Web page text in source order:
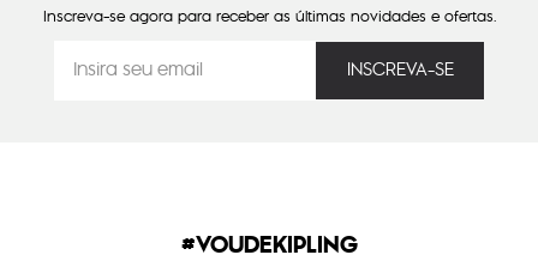
Inscreva-se agora para receber as últimas novidades e ofertas.
#VOUDEKIPLING